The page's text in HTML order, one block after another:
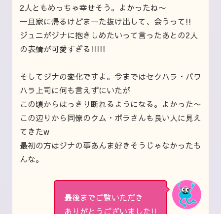
2人ともめっちゃ幸せそう。よかったね〜
一旦家に帰るけどまーた抜け出して、会うって!!
ジュニがジナに抱きしめたいって言ったあとの2人
の表情が可愛すぎる!!!!!
そしてジナの変化ですよ。今まではセクハラ・パワ
ハラ上司に何も言えずにいたが
この頃からはっきり断れるようになる。よかった〜
この辺りから同僚のクム・ボラさんも良い人に見え
てきたw
最初の方はジナの事あんま好きそうじゃなかったも
んな。
最後までご覧いただき
ありがとうございました!!